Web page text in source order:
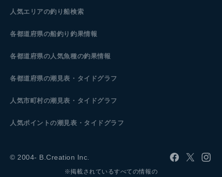
人気エリアの釣り船検索
各都道府県の船釣り釣果情報
各都道府県の人気魚種の釣果情報
各都道府県の潮見表 ・タイドグラフ
人気市町村の潮見表・タイドグラフ
人気ポイントの潮見表・タイドグラフ
© 2004- B.Creation Inc.
※掲載されているすべての情報の